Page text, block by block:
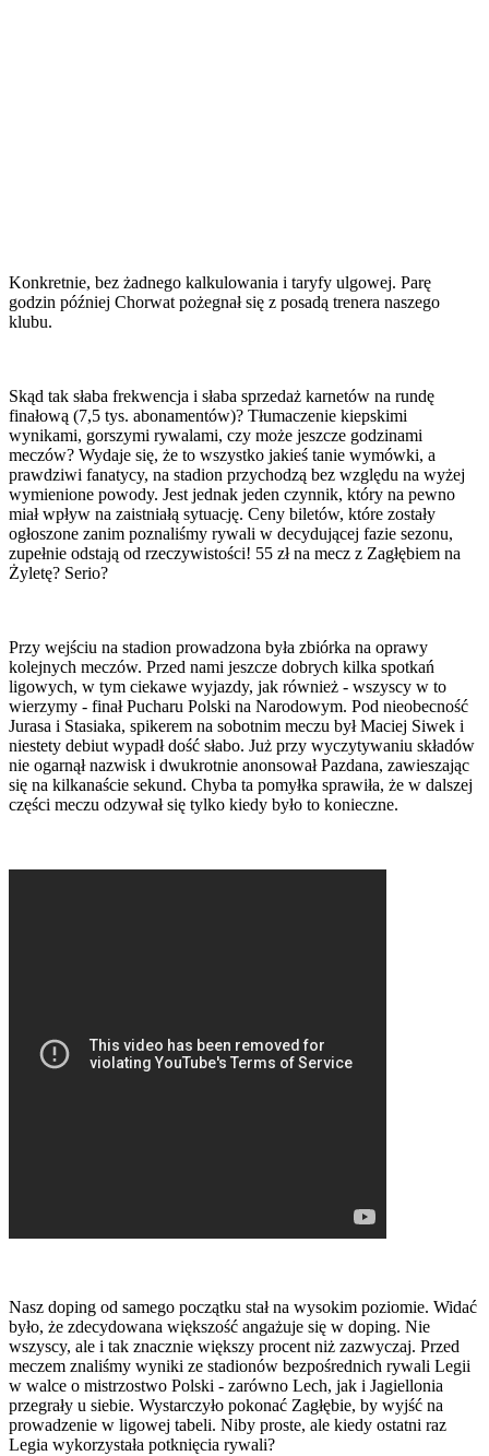
Konkretnie, bez żadnego kalkulowania i taryfy ulgowej. Parę
godzin później Chorwat pożegnał się z posadą trenera naszego
klubu.
Skąd tak słaba frekwencja i słaba sprzedaż karnetów na rundę
finałową (7,5 tys. abonamentów)? Tłumaczenie kiepskimi
wynikami, gorszymi rywalami, czy może jeszcze godzinami
meczów? Wydaje się, że to wszystko jakieś tanie wymówki, a
prawdziwi fanatycy, na stadion przychodzą bez względu na wyżej
wymienione powody. Jest jednak jeden czynnik, który na pewno
miał wpływ na zaistniałą sytuację. Ceny biletów, które zostały
ogłoszone zanim poznaliśmy rywali w decydującej fazie sezonu,
zupełnie odstają od rzeczywistości! 55 zł na mecz z Zagłębiem na
Żyletę? Serio?
Przy wejściu na stadion prowadzona była zbiórka na oprawy
kolejnych meczów. Przed nami jeszcze dobrych kilka spotkań
ligowych, w tym ciekawe wyjazdy, jak również - wszyscy w to
wierzymy - finał Pucharu Polski na Narodowym. Pod nieobecność
Jurasa i Stasiaka, spikerem na sobotnim meczu był Maciej Siwek i
niestety debiut wypadł dość słabo. Już przy wyczytywaniu składów
nie ogarnął nazwisk i dwukrotnie anonsował Pazdana, zawieszając
się na kilkanaście sekund. Chyba ta pomyłka sprawiła, że w dalszej
części meczu odzywał się tylko kiedy było to konieczne.
Nasz doping od samego początku stał na wysokim poziomie. Widać
było, że zdecydowana większość angażuje się w doping. Nie
wszyscy, ale i tak znacznie większy procent niż zazwyczaj. Przed
meczem znaliśmy wyniki ze stadionów bezpośrednich rywali Legii
w walce o mistrzostwo Polski - zarówno Lech, jak i Jagiellonia
przegrały u siebie. Wystarczyło pokonać Zagłębie, by wyjść na
prowadzenie w ligowej tabeli. Niby proste, ale kiedy ostatni raz
Legia wykorzystała potknięcia rywali?